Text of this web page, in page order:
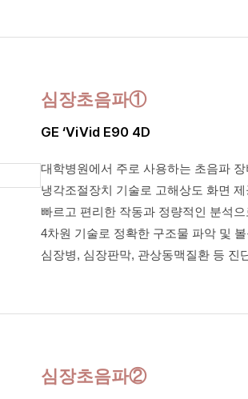
심장초음파①
GE ‘ViVid E90 4D
대학병원에서 주로 사용하는 초음파
냉각조절장치 기술로 고해상도 화면 제
빠르고 편리한 작동과 정량적인 분석
4차원 기술로 정확한 구조물 파악 및
심장병, 심장판막, 관상동맥질환 등 진
심장초음파②